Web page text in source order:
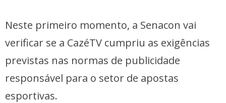
Neste primeiro momento, a Senacon vai
verificar se a CazéTV cumpriu as exigências
previstas nas normas de publicidade
responsável para o setor de apostas
esportivas.